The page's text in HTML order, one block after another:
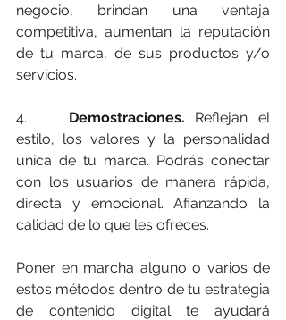
negocio, brindan una ventaja
competitiva, aumentan la reputación
de tu marca, de sus productos y/o
servicios.
4. Demostraciones. Reflejan el
estilo, los valores y la personalidad
única de tu marca. Podrás conectar
con los usuarios de manera rápida,
directa y emocional. Afianzando la
calidad de lo que les ofreces.
Poner en marcha alguno o varios de
estos métodos dentro de tu estrategia
de contenido digital te ayudará